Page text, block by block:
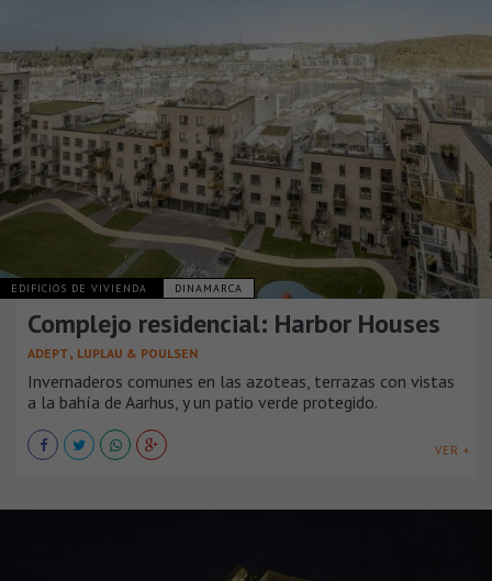
EDIFICIOS DE VIVIENDA DINAMARCA
Complejo residencial: Harbor Houses
ADEPT, LUPLAU & POULSEN
Invernaderos comunes en las azoteas, terrazas con vistas
a la bahía de Aarhus, y un patio verde protegido.
VER +